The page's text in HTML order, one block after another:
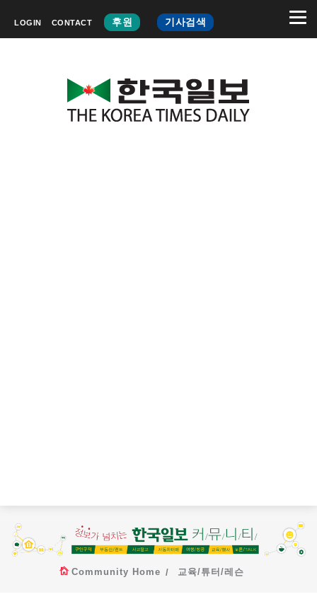
LOGIN CONTACT 후원 기사검색
Community Home 교육/튜터/레슨